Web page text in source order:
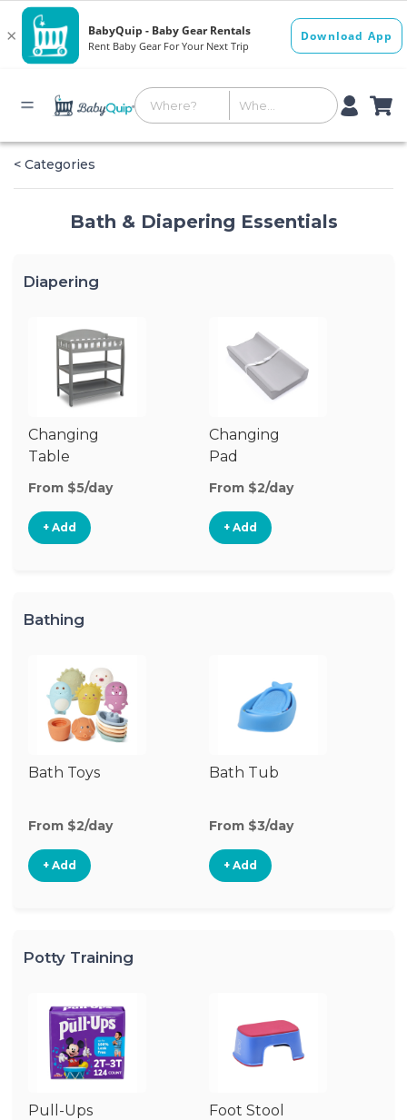
< Categories
Bath & Diapering Essentials
Diapering
Changing
Table
From $5/day
+ Add
Changing
Pad
From $2/day
+ Add
Bathing
Bath Toys
From $2/day
+ Add
Bath Tub
From $3/day
+ Add
Potty Training
Pull-Ups Foot Stool